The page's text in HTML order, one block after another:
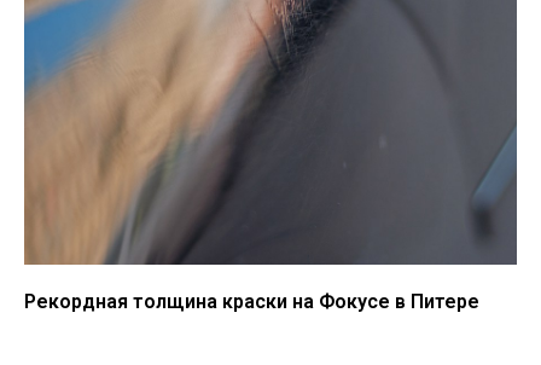
Рекордная толщина краски на Фокусе в Питере